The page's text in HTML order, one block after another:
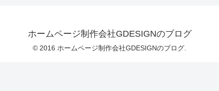
ホームページ制作会社GDESIGNのブログ
© 2016 ホームページ制作会社GDESIGNのブログ.